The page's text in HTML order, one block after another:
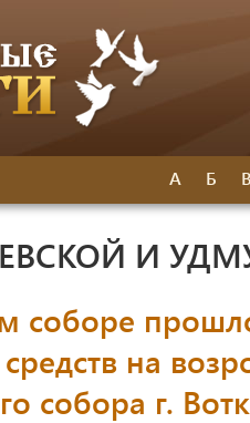
А Б
И
соборе
на
собора г.